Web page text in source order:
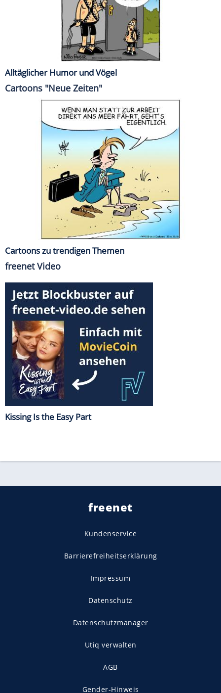
Alltäglicher Humor und Vögel
Cartoons "Neue Zeiten"
Cartoons zu trendigen Themen
freenet Video
Kissing Is the Easy Part
freenet
Kundenservice
Barrierefreiheitserklärung
Impressum
Datenschutz
Datenschutzmanager
Utiq verwalten
AGB
Gender-Hinweis